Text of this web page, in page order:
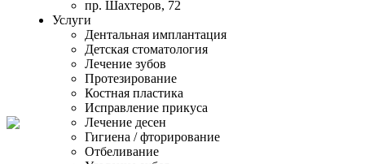
пр. Шахтеров, 72
Услуги
Дентальная имплантация
Детская стоматология
Лечение зубов
Протезирование
Костная пластика
Исправление прикуса
Лечение десен
Гигиена / фторирование
Отбеливание